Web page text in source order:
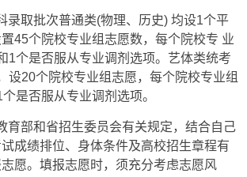
录取批次普通类(物理、历史) 均设1个平
45个院校专业组志愿数，每个院校专 业
1个是否服从专业调剂选项。艺体类统考
设20个院校专业组志愿，每个院校专业组
是否服从专业调剂选项。
育部和省招生委员会有关规定，结合自己
成绩排位、身体条件及高校招生章程有
愿。填报志愿时，须充分考虑志愿风